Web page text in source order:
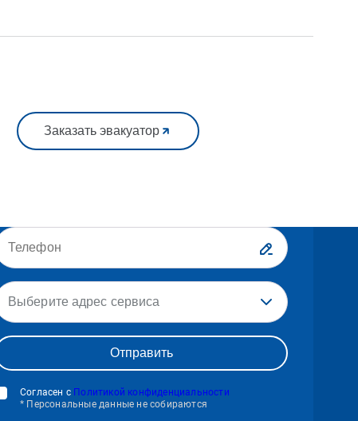
Заказать эвакуатор
Выберите адрес сервиса
Согласен с Политикой конфиденциальности
* Персональные данные не собираются